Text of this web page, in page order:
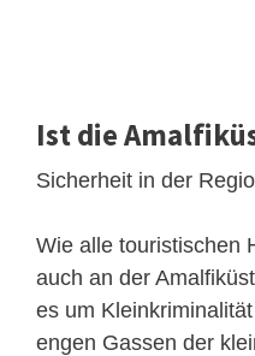
Ist die
Sicherheit in der
Wie alle touristischen
auch an der
es um
engen Gassen der